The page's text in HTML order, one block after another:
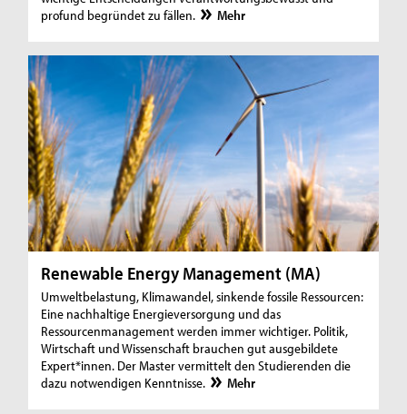
profund begründet zu fällen.
Mehr
Renewable Energy Management (MA)
Umweltbelastung, Klimawandel, sinkende fossile Ressourcen:
Eine nachhaltige Energieversorgung und das
Ressourcenmanagement werden immer wichtiger. Politik,
Wirtschaft und Wissenschaft brauchen gut ausgebildete
Expert*innen. Der Master vermittelt den Studierenden die
dazu notwendigen Kenntnisse.
Mehr